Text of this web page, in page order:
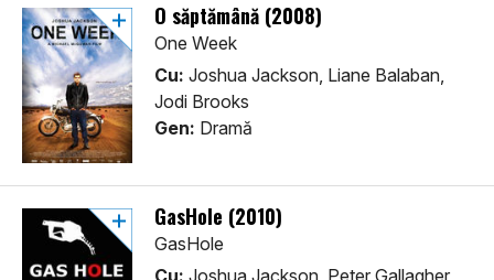
O săptămână (2008)
One Week
Cu: Joshua Jackson, Liane Balaban,
Jodi Brooks
Gen: Dramă
GasHole (2010)
GasHole